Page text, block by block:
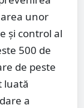
unor
și control al
500 de
de peste
luată
a